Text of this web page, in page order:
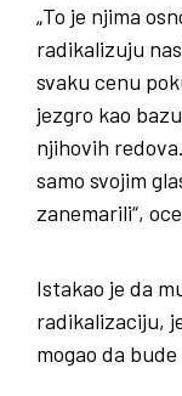
„To je njima
radikalizuju
svaku cenu
jezgro kao
njihovih
samo svojim
zanemarili“,
Istakao je da
radikalizaciju,
mogao da